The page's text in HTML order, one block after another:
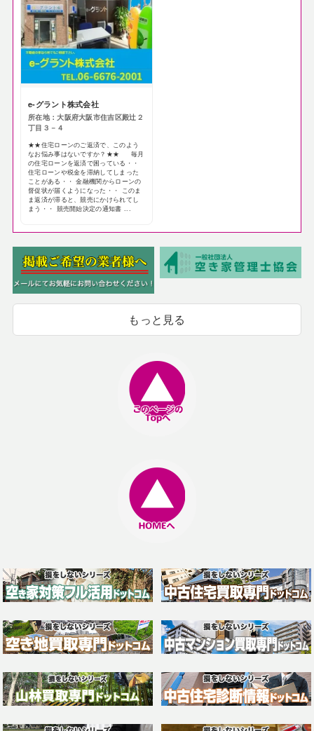
e-グラント株式会社
所在地：大阪府大阪市住吉区殿辻２
丁目３－４
★★住宅ローンのご返済で、このよう
なお悩み事はないですか？★★ 毎月
の住宅ローンを返済で困っている・・
住宅ローンや税金を滞納してしまった
ことがある・・ 金融機関からローンの
督促状が届くようになった・・ このま
ま返済が滞ると、競売にかけられてし
まう・・ 競売開始決定の通知書 ...
もっと見る